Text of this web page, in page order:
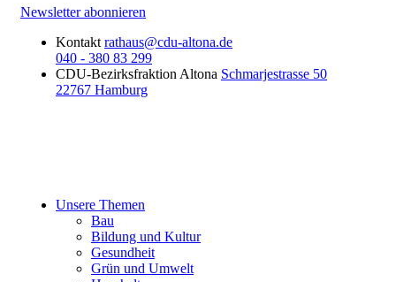
Newsletter abonnieren
Kontakt rathaus@cdu-altona.de
040 - 380 83 299
CDU-Bezirksfraktion Altona Schmarjestrasse 50
22767 Hamburg
Unsere Themen
Bau
Bildung und Kultur
Gesundheit
Grün und Umwelt